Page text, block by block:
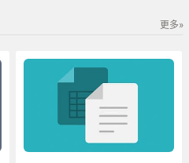
更多»